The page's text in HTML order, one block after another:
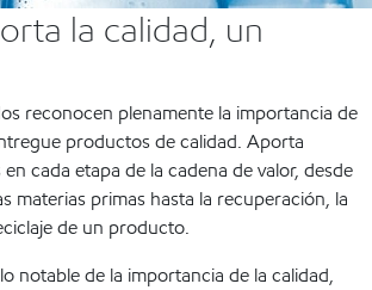
la calidad, un
reconocen plenamente la importancia de
productos de calidad. Aporta
cada etapa de la cadena de valor, desde
materias primas hasta la recuperación, la
de un producto.
notable de la importancia de la calidad,